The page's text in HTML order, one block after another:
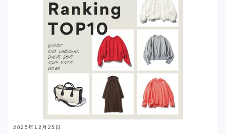
2025年12月25日